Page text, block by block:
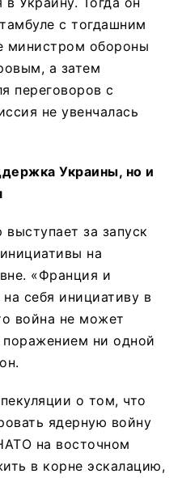
с тогдашним
министром обороны
а затем
переговоров с
не увенчалась
Украины, но и
за запуск
на
«Франция и
себя инициативу в
война не может
поражением ни одной
о том, что
ядерную войну
на восточном
в корне эскалацию,